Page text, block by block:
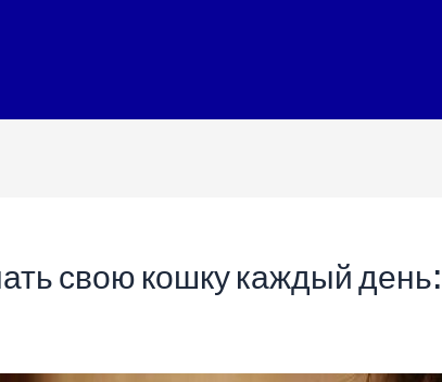
свою кошку каждый